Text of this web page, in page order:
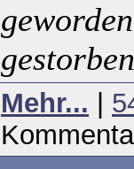
Mehr...